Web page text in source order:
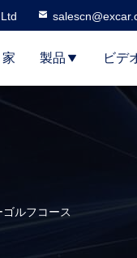
家 製品 ビデ
ルフコース